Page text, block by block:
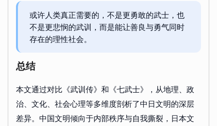
或许人类真正需要的，不是更勇敢的武士，也
不是更悲悯的武训，而是能让善良与勇气同时
存在的理性社会。
总结
本文通过对比《武训传》和《七武士》，从地理、政
治、文化、社会心理等多维度剖析了中日文明的深层
差异。中国文明倾向于内部秩序与自我撕裂，日本文